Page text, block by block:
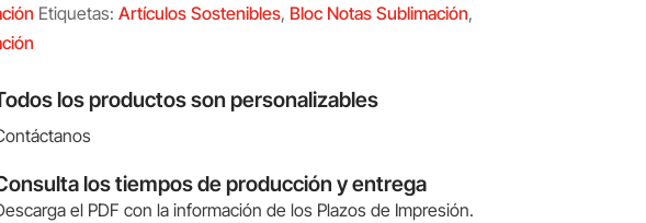
Etiquetas: Artículos Sostenibles, Bloc Notas Sublimación,
los productos son personalizables
los tiempos de producción y entrega
el PDF con la información de los Plazos de Impresión.